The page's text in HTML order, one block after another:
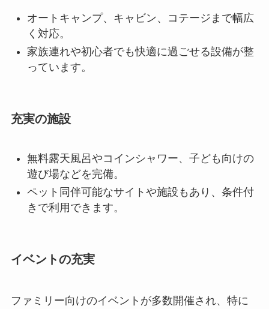
オートキャンプ、キャビン、コテージまで幅広
く対応。
家族連れや初心者でも快適に過ごせる設備が整
っています。
充実の施設
無料露天風呂やコインシャワー、子ども向けの
遊び場などを完備。
ペット同伴可能なサイトや施設もあり、条件付
きで利用できます。
イベントの充実
ファミリー向けのイベントが多数開催され、特に